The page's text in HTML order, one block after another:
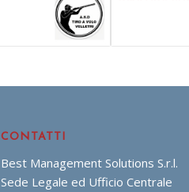
CONTATTI
Best Management Solutions S.r.l.
Sede Legale ed Ufficio Centrale